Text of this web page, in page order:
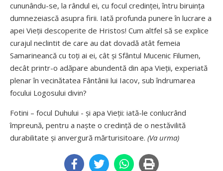
cununându-se, la rândul ei, cu focul credinței, întru biruința
dumnezeiască asupra firii. Iată profunda punere în lucrare a
apei Vieții descoperite de Hristos! Cum altfel să se explice
curajul neclintit de care au dat dovadă atât femeia
Samarineancă cu toți ai ei, cât și Sfântul Mucenic Filumen,
decât printr-o adăpare abundentă din apa Vieții, experiată
plenar în vecinătatea Fântânii lui Iacov, sub îndrumarea
focului Logosului divin?
Fotini – focul Duhului - și apa Vieții: iată-le conlucrând
împreună, pentru a naște o credință de o nestăvilită
durabilitate și anvergură mărturisitoare. (Va urma)